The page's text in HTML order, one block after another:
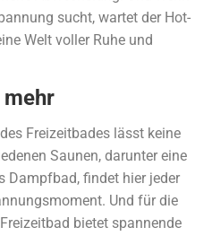
sucht, wartet der Hot-
Welt voller Ruhe und
mehr
Freizeitbades lässt keine
Saunen, darunter eine
Dampfbad, findet hier jeder
Und für die
bietet spannende